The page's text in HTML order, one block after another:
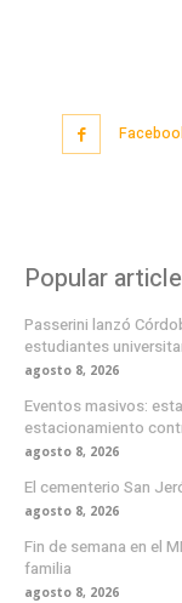
Popular
Passerini lanzó
estudiantes
agosto 8, 2026
Eventos masivos:
estacionamiento
agosto 8, 2026
El cementerio San
agosto 8, 2026
Fin de semana en el
familia
agosto 8, 2026